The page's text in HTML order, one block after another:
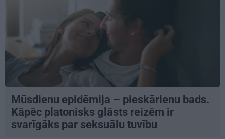
Mūsdienu epidēmija – pieskārienu bads.
Kāpēc platonisks glāsts reizēm ir
svarīgāks par seksuālu tuvību